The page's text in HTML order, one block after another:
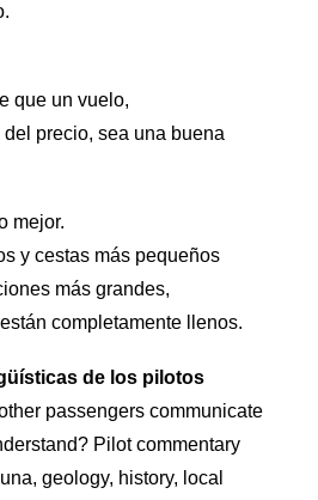
que un vuelo,
precio, sea una buena
mejor.
y cestas más pequeños
más grandes,
completamente llenos.
de los pilotos
passengers communicate
Pilot commentary
geology, history, local